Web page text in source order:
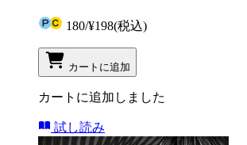
180/¥198(税込)
カートに追加
カートに追加しました
試し読み